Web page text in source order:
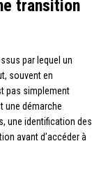
transition
par lequel un
souvent en
pas simplement
une démarche
une identification des
avant d’accéder à